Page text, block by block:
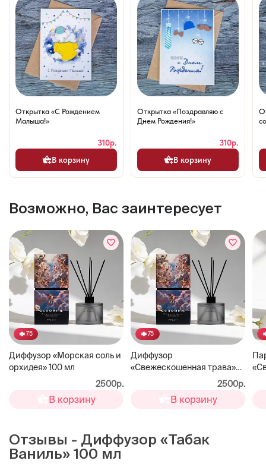
Открытка «С Рождением
Малыша!»
310р.
В корзину
Открытка «Поздравляю с
Днем Рождения!»
310р.
В корзину
Возможно, Вас заинтересует
75
Диффузор «Морская соль и
орхидея» 100 мл
2500р.
В корзину
75
Диффузор
«Свежескошенная трава»
2500р.
В корзину
Отзывы - Диффузор «Табак
Ваниль» 100 мл